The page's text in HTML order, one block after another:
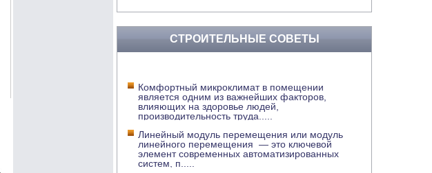
СТРОИТЕЛЬНЫЕ СОВЕТЫ
Комфортный микроклимат в помещении
является одним из важнейших факторов,
влияющих на здоровье людей,
производительность труда
Линейный модуль перемещения или модуль
линейного перемещения — это ключевой
элемент современных автоматизированных
систем, п